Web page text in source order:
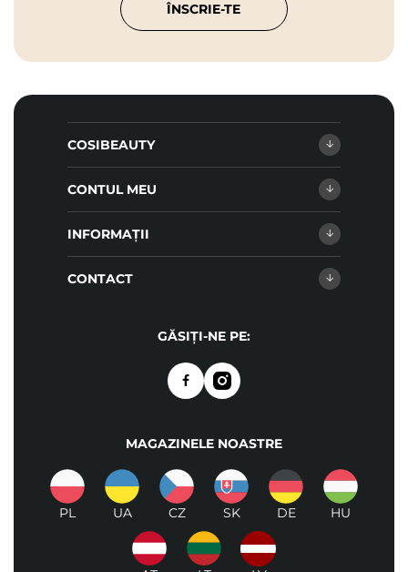
ÎNSCRIE-TE
COSIBEAUTY
CONTUL MEU
INFORMAȚII
CONTACT
GĂSIȚI-NE PE:
MAGAZINELE NOASTRE
PL UA CZ SK DE HU